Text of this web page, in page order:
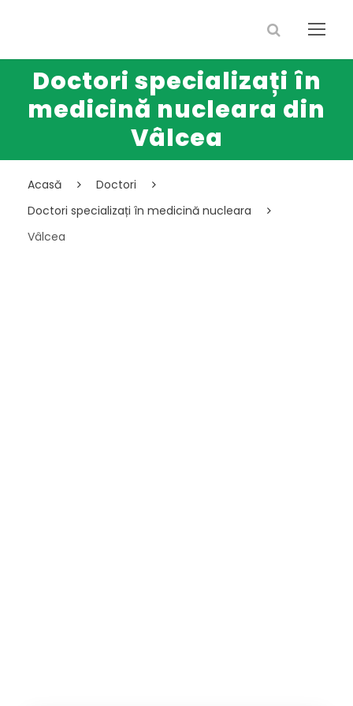
Doctori specializați în
medicină nucleara din
Vâlcea
Acasă
Doctori
Doctori specializați în medicină nucleara
Vâlcea